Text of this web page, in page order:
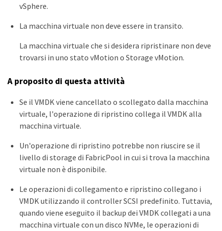
vSphere.
La macchina virtuale non deve essere in transito.
La macchina virtuale che si desidera ripristinare non deve
trovarsi in uno stato vMotion o Storage vMotion.
A proposito di questa attività
Se il VMDK viene cancellato o scollegato dalla macchina
virtuale, l'operazione di ripristino collega il VMDK alla
macchina virtuale.
Un'operazione di ripristino potrebbe non riuscire se il
livello di storage di FabricPool in cui si trova la macchina
virtuale non è disponibile.
Le operazioni di collegamento e ripristino collegano i
VMDK utilizzando il controller SCSI predefinito. Tuttavia,
quando viene eseguito il backup dei VMDK collegati a una
macchina virtuale con un disco NVMe, le operazioni di